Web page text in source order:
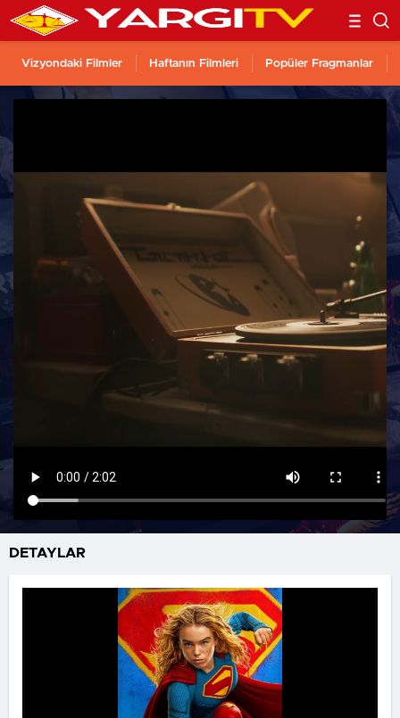
Vizyondaki Filmler Haftanın Filmleri Popüler Fragmanlar
DETAYLAR